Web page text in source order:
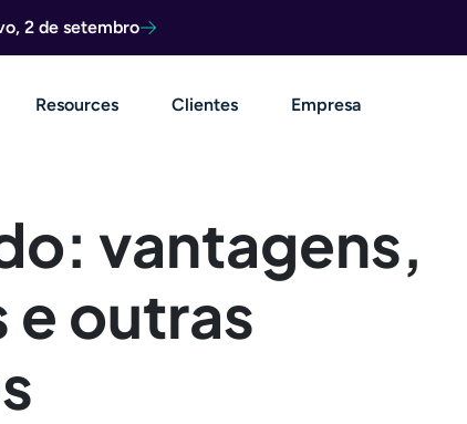
2 de setembro
Resources Clientes Empresa
vantagens,
e outras